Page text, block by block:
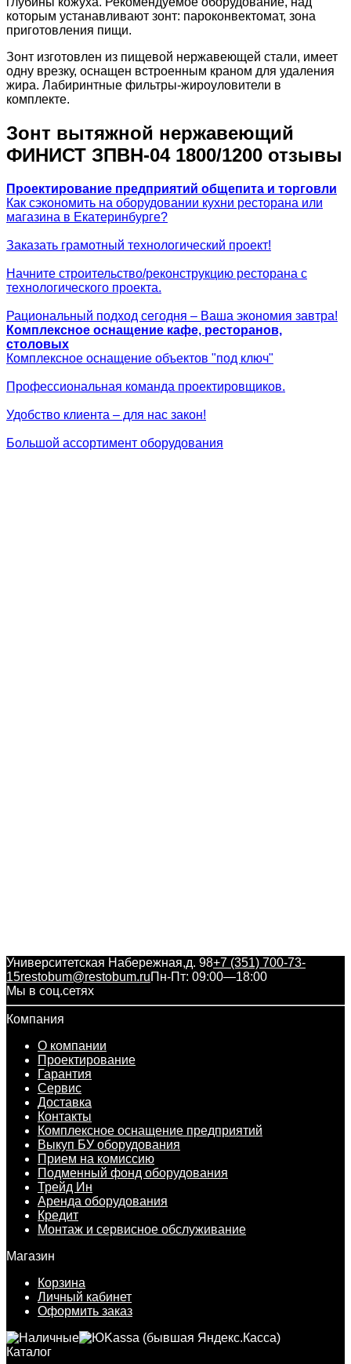
которым устанавливают зонт: пароконвектомат, зона
приготовления пищи.
Зонт изготовлен из пищевой нержавеющей стали, имеет
одну врезку, оснащен встроенным краном для удаления
жира. Лабиринтные фильтры-жироуловители в
комплекте.
Зонт вытяжной нержавеющий
ФИНИСТ ЗПВН-04 1800/1200 отзывы
Проектирование предприятий общепита и торговли
Как сэкономить на оборудовании кухни ресторана или
магазина в Екатеринбурге?
Заказать грамотный технологический проект!
Начните строительство/реконструкцию ресторана с
технологического проекта.
Рациональный подход сегодня – Ваша экономия завтра!
Комплексное оснащение кафе, ресторанов,
столовых
Комплексное оснащение объектов "под ключ"
Профессиональная команда проектировщиков.
Удобство клиента – для нас закон!
Большой ассортимент оборудования
Университетская Набережная,д. 98+7 (351) 700-73-
15restobum@restobum.ruПн-Пт: 09:00—18:00
Мы в соц.сетях
Компания
О компании
Проектирование
Гарантия
Сервис
Доставка
Контакты
Комплексное оснащение предприятий
Выкуп БУ оборудования
Прием на комиссию
Подменный фонд оборудования
Трейд Ин
Аренда оборудования
Кредит
Монтаж и сервисное обслуживание
Магазин
Корзина
Личный кабинет
Оформить заказ
Каталог